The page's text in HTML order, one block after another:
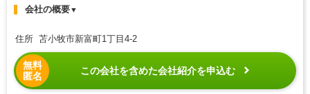
会社の概要▼
住所 苫小牧市新富町1丁目4-2
無料
匿名
この会社を含めた会社紹介を申込む